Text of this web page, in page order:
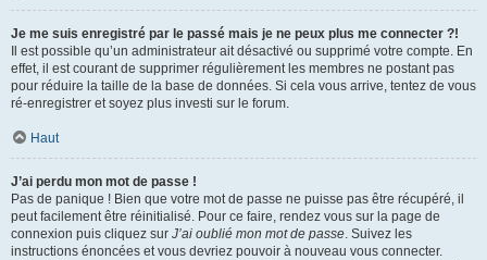
Je me suis enregistré par le passé mais je ne peux plus me connecter ?!
Il est possible qu’un administrateur ait désactivé ou supprimé votre compte. En
effet, il est courant de supprimer régulièrement les membres ne postant pas
pour réduire la taille de la base de données. Si cela vous arrive, tentez de vous
ré-enregistrer et soyez plus investi sur le forum.
Haut
J’ai perdu mon mot de passe !
Pas de panique ! Bien que votre mot de passe ne puisse pas être récupéré, il
peut facilement être réinitialisé. Pour ce faire, rendez vous sur la page de
connexion puis cliquez sur J’ai oublié mon mot de passe. Suivez les
instructions énoncées et vous devriez pouvoir à nouveau vous connecter.